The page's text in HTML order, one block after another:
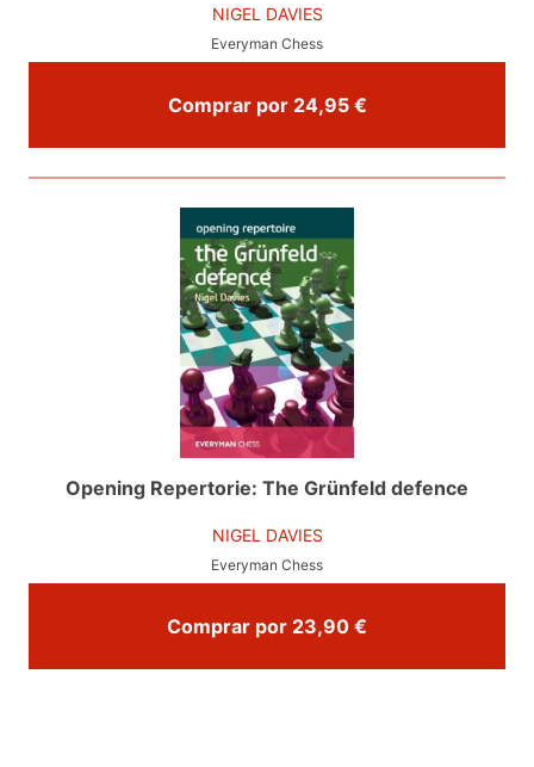
NIGEL DAVIES
Everyman Chess
Comprar por 24,95 €
Opening Repertorie: The Grünfeld defence
NIGEL DAVIES
Everyman Chess
Comprar por 23,90 €